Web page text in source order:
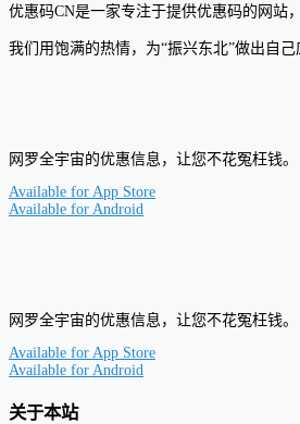
优惠码CN是一家专注于提供优惠码的网站
我们用饱满的热情，为“振兴东北”做出自己
网罗全宇宙的优惠信息，让您不花冤枉钱。
Available for App Store
Available for Android
网罗全宇宙的优惠信息，让您不花冤枉钱。
Available for App Store
Available for Android
关于本站